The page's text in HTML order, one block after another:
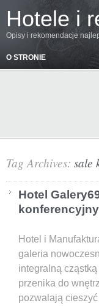
Hotele i
Opisy i rekomendacje
O STRONIE
Tag Archives: sale
Hotel
konferencyjny
Hotel i
galeria
integralną
przenika do
pozwalają